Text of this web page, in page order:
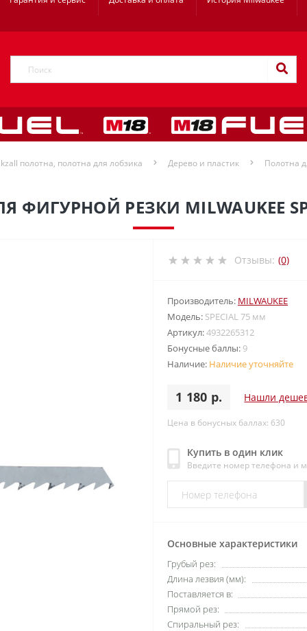
полотна, полотна для лобзика Дерево и пластик Полотна
ФИГУРНОЙ РЕЗКИ MILWAUKEE
Отзывы: (0)
Производитель: MILWAUKEE
Модель: SPECIAL 75 мм
Артикул:4932265312
Бонусные баллы: 9
Наличие: Наличие уточняйте
1 180 р. Нашли
Цена в бонусных баллах: 630
Купить в один клик
Введите номер телефона и
Основные характеристики
Грубый рез:
Длина лезвия (мм):
Поставляется в:
Прямой рез:
Спиральный рез: